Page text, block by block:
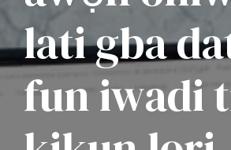
lati gba
fun iwadi